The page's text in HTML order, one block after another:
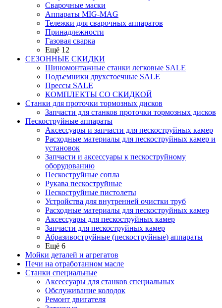
Сварочные маски
Аппараты MIG-MAG
Тележки для сварочных аппаратов
Принадлежности
Газовая сварка
Ещё 12
СЕЗОННЫЕ СКИДКИ
Шиномонтажные станки легковые SALE
Подъемники двухстоечные SALE
Прессы SALE
КОМПЛЕКТЫ СО СКИДКОЙ
Станки для проточки тормозных дисков
Запчасти для станков проточки тормозных дисков
Пескоструйные аппараты
Аксессуары и запчасти для пескоструйных камер
Расходные материалы для пескоструйных камер и
установок
Запчасти и аксессуары к пескоструйному
оборудованию
Пескоструйные сопла
Рукава пескоструйные
Пескоструйные пистолеты
Устройства для внутренней очистки труб
Расходные материалы для пескоструйных камер
Аксессуары для пескоструйных камер
Запчасти для пескоструйных камер
Абразивоструйные (пескоструйные) аппараты
Ещё 6
Мойки деталей и агрегатов
Печи на отработанном масле
Станки специальные
Аксессуары для станков специальных
Обслуживание колодок
Ремонт двигателя